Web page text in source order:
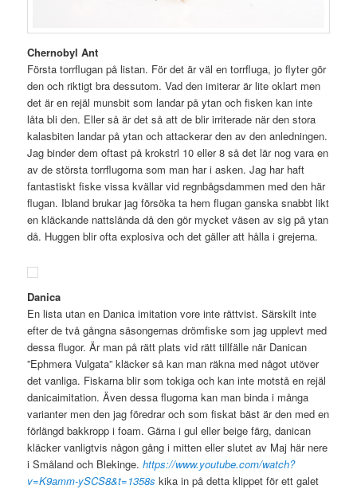
Chernobyl Ant
Första torrflugan på listan. För det är väl en torrfluga, jo flyter gör
den och riktigt bra dessutom. Vad den imiterar är lite oklart men
det är en rejäl munsbit som landar på ytan och fisken kan inte
låta bli den. Eller så är det så att de blir irriterade när den stora
kalasbiten landar på ytan och attackerar den av den anledningen.
Jag binder dem oftast på krokstrl 10 eller 8 så det lär nog vara en
av de största torrflugorna som man har i asken. Jag har haft
fantastiskt fiske vissa kvällar vid regnbågsdammen med den här
flugan. Ibland brukar jag försöka ta hem flugan ganska snabbt likt
en kläckande nattslända då den gör mycket väsen av sig på ytan
då. Huggen blir ofta explosiva och det gäller att hålla i grejerna.
Danica
En lista utan en Danica imitation vore inte rättvist. Särskilt inte
efter de två gångna säsongernas drömfiske som jag upplevt med
dessa flugor. Är man på rätt plats vid rätt tillfälle när Danican
”Ephmera Vulgata” kläcker så kan man räkna med något utöver
det vanliga. Fiskarna blir som tokiga och kan inte motstå en rejäl
danicaimitation. Även dessa flugorna kan man binda i många
varianter men den jag föredrar och som fiskat bäst är den med en
förlängd bakkropp i foam. Gärna i gul eller beige färg, danican
kläcker vanligtvis någon gång i mitten eller slutet av Maj här nere
i Småland och Blekinge.https://www.youtube.com/watch?
v=K9amm-ySCS8&t=1358s kika in på detta klippet för ett galet